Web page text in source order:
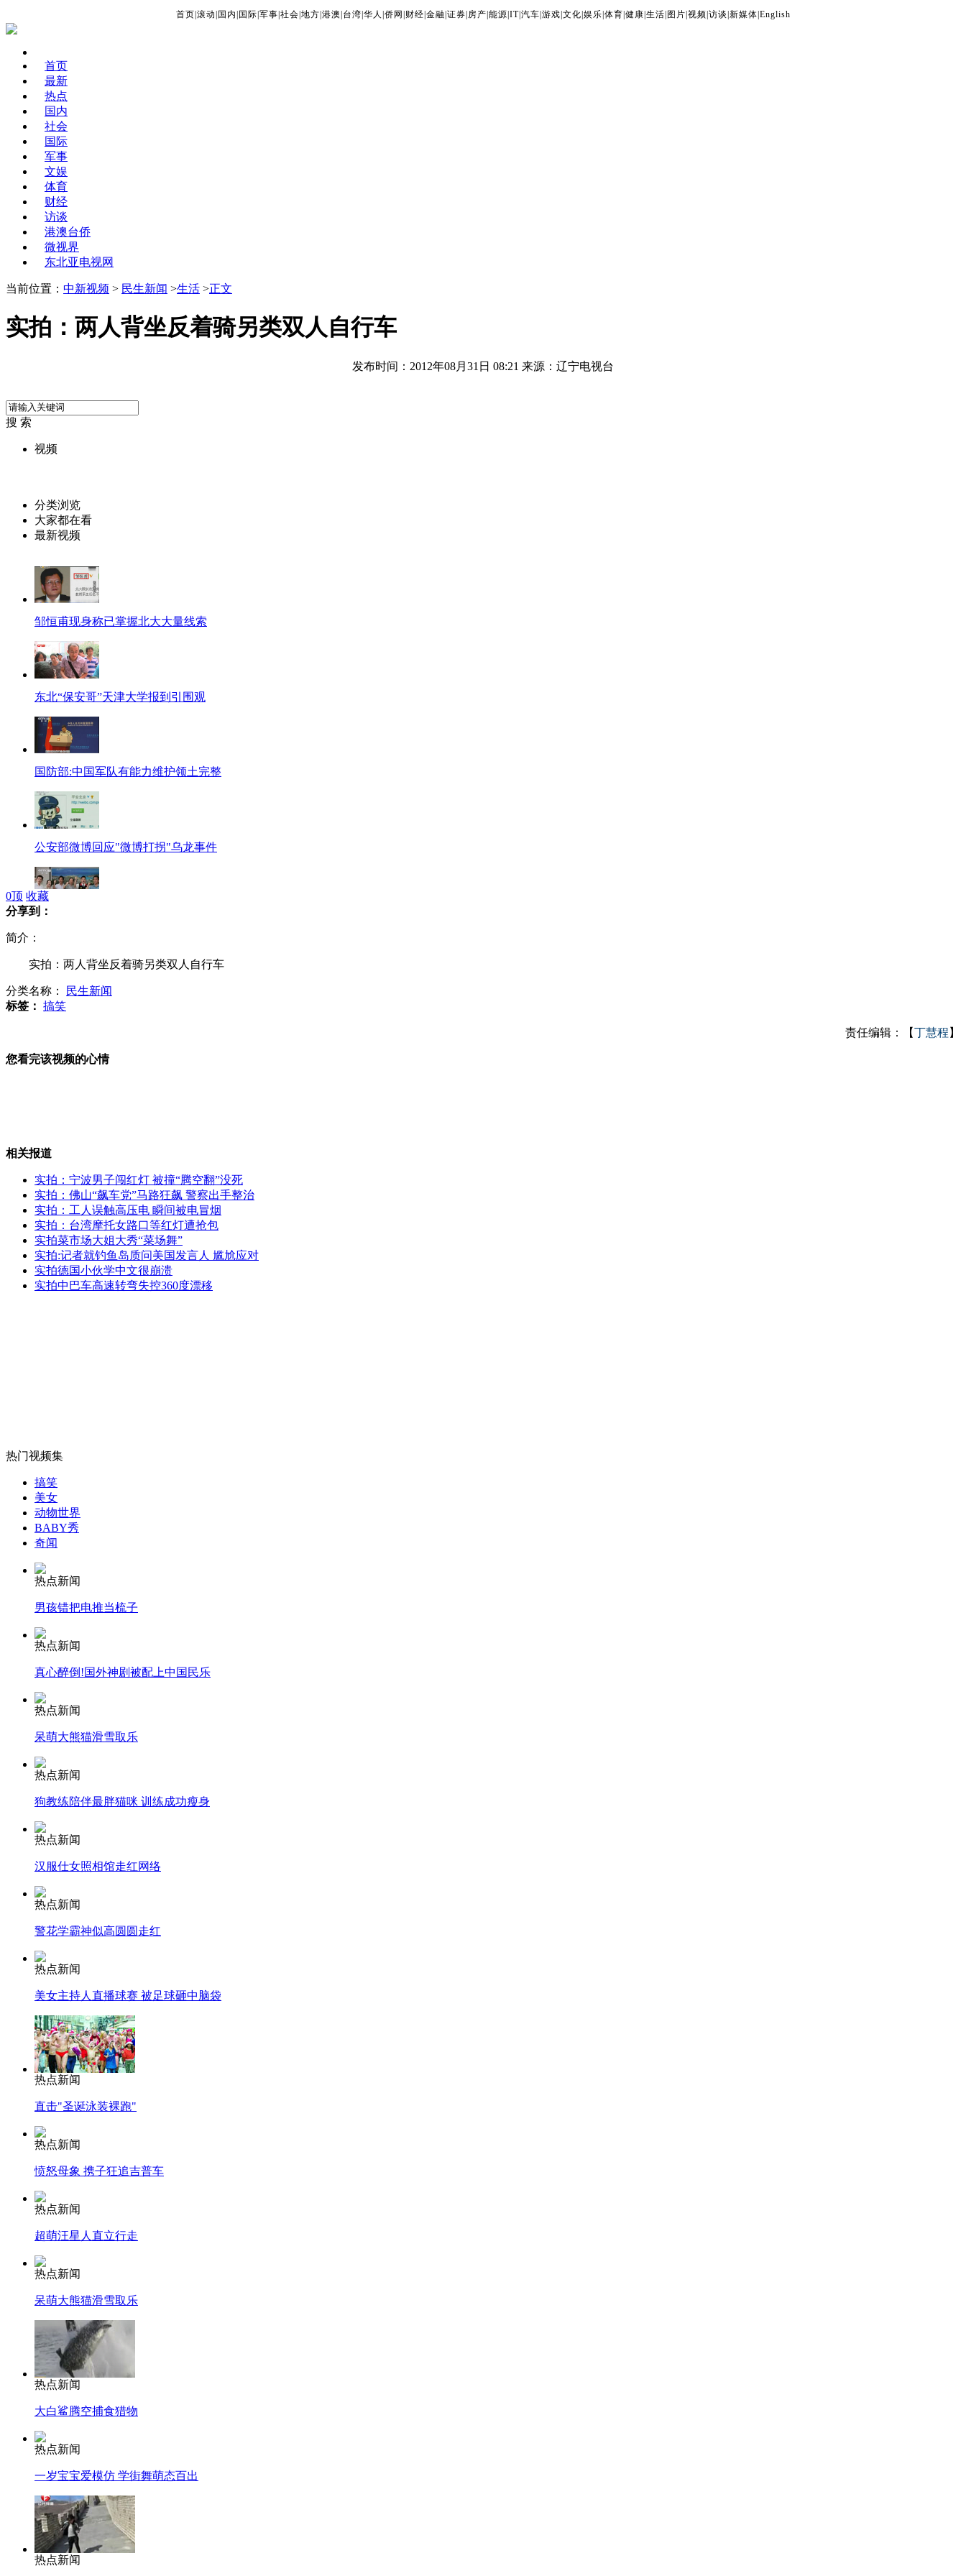
首页 滚动 国内 国际 军事 社会 地方 港澳 台湾 华人 侨网 财经 金融 证券 房产 能源 IT| 汽车 游戏 文化 娱乐 体育 健康 生活 图片 视频 访谈 新媒体 English
首页
最新
热点
国内
社会
国际
军事
文娱
体育
财经
访谈
港澳台侨
微视界
东北亚电视网
当前位置： 中新视频 > 民生新闻 >生活 >正文
实拍：两人背坐反着骑另类双人自行车
发布时间：2012年08月31日 08:21 来源：辽宁电视台
搜 索
视频
分类浏览
大家都在看
最新视频
邹恒甫现身称已掌握北大大量线索
东北“保安哥”天津大学报到引围观
国防部:中国军队有能力维护领土完整
公安部微博回应"微博打拐"乌龙事件
韩媒:日"军援"仓促"上阵"或引争议
北京第1高楼“中国尊”高528米
实拍：男子闯红灯 被撞腾空翻
外交部：反对强权政治霸凌主义
外交部：有关国家言论片面不公正
安徽一实载49人客车翻车
消防员救轻生者
司机酒驾遇交警 急速倒车逃窜
0顶 收藏
分享到：
简介：
实拍：两人背坐反着骑另类双人自行车
分类名称：
民生新闻
标签： 搞笑
责任编辑：【丁慧程 】
您看完该视频的心情
相关报道
实拍：宁波男子闯红灯 被撞“腾空翻”没死
实拍：佛山“飙车党”马路狂飙 警察出手整治
实拍：工人误触高压电 瞬间被电冒烟
实拍：台湾摩托女路口等红灯遭抢包
实拍菜市场大姐大秀“菜场舞”
实拍:记者就钓鱼岛质问美国发言人 尴尬应对
实拍德国小伙学中文很崩溃
实拍中巴车高速转弯失控360度漂移
热门视频集
搞笑
美女
动物世界
BABY秀
奇闻
热点新闻
男孩错把电推当梳子
热点新闻
真心醉倒!国外神剧被配上中国民乐
热点新闻
呆萌大熊猫滑雪取乐
热点新闻
狗教练陪伴最胖猫咪 训练成功瘦身
热点新闻
汉服仕女照相馆走红网络
热点新闻
警花学霸神似高圆圆走红
热点新闻
美女主持人直播球赛 被足球砸中脑袋
热点新闻
直击"圣诞泳装裸跑"
热点新闻
愤怒母象 携子狂追吉普车
热点新闻
超萌汪星人直立行走
热点新闻
呆萌大熊猫滑雪取乐
热点新闻
大白鲨腾空捕食猎物
热点新闻
一岁宝宝爱模仿 学街舞萌态百出
热点新闻